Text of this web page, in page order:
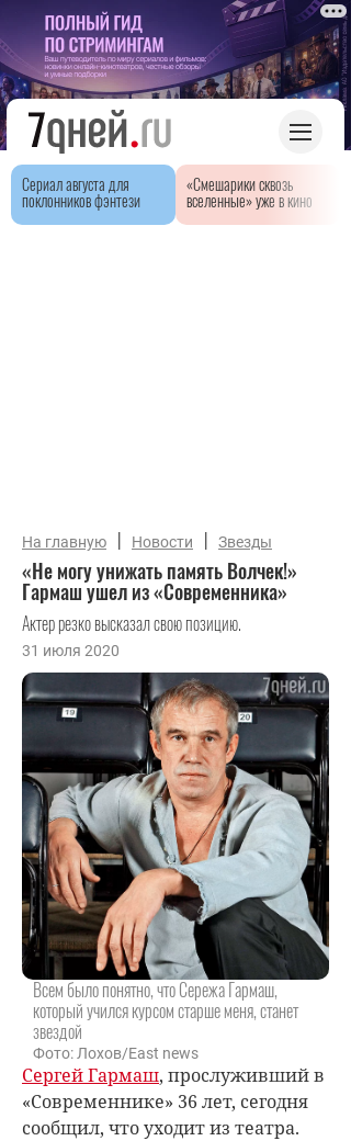
Сериал августа для
поклонников фэнтези
«Смешарики сквозь
вселенные» уже в кино
На главную | Новости | Звезды
«Не могу унижать память Волчек!»
Гармаш ушел из «Современника»
Актер резко высказал свою позицию.
31 июля 2020
Всем было понятно, что Сережа Гармаш,
который учился курсом старше меня, станет
звездой
Фото: Лохов/East news
Сергей Гармаш, прослуживший в
«Современнике» 36 лет, сегодня
сообщил, что уходит из театра.